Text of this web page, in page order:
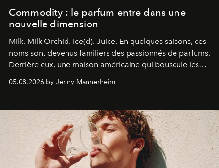
Commodity : le parfum entre dans une
nouvelle dimension
Milk. Milk Orchid. Ice(d). Juice. En quelques saisons, ces
noms sont devenus familiers des passionnés de parfums.
Derrière eux, une maison américaine qui bouscule les
codes de la parfumerie contemporaine en proposant
une approche aussi intuitive que personnelle :
05.08.2026 by Jenny Mannerheim